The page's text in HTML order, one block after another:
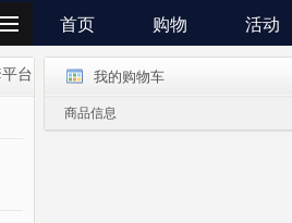
首页 购物 活动
台 我的购物车
商品信息